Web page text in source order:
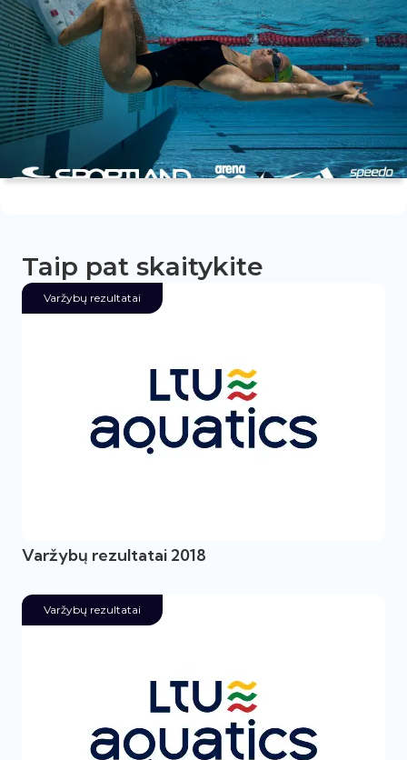
Taip pat skaitykite
Varžybų rezultatai
Varžybų rezultatai 2018
Varžybų rezultatai